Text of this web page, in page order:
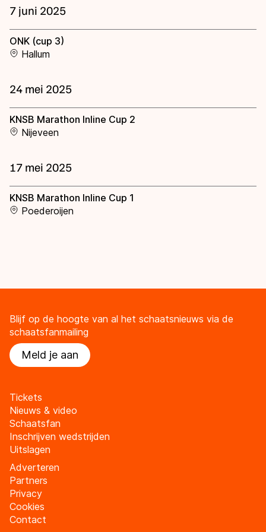
7 juni 2025
ONK (cup 3)
Hallum
24 mei 2025
KNSB Marathon Inline Cup 2
Nijeveen
17 mei 2025
KNSB Marathon Inline Cup 1
Poederoijen
Blijf op de hoogte van al het schaatsnieuws via de
schaatsfanmailing
Meld je aan
Tickets
Nieuws & video
Schaatsfan
Inschrijven wedstrijden
Uitslagen
Adverteren
Partners
Privacy
Cookies
Contact